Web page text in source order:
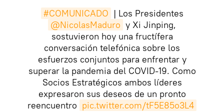
#COMUNICADO | Los Presidentes
@NicolasMaduro y Xi Jinping,
sostuvieron hoy una fructífera
conversación telefónica sobre los
esfuerzos conjuntos para enfrentar y
superar la pandemia del COVID-19. Como
Socios Estratégicos ambos líderes
expresaron sus deseos de un pronto
reencuentro pic.twitter.com/tF5E85o3L4